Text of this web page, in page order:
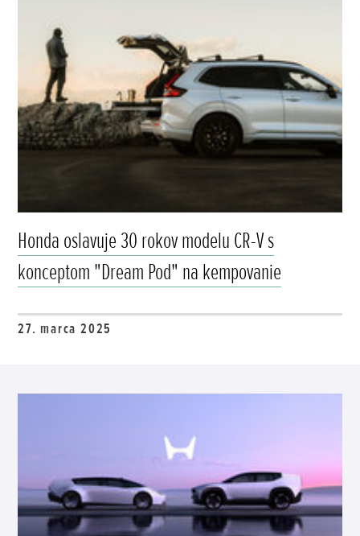
Honda oslavuje 30 rokov modelu CR-V s
konceptom "Dream Pod" na kempovanie
27. marca 2025